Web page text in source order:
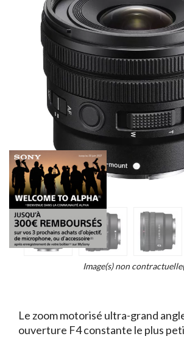
×
Image(s) non
Le zoom motorisé ultra-grand
ouverture F4 constante le plus